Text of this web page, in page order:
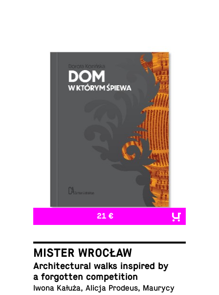
21 €
MISTER WROCŁAW
Ar­chi­tec­tural walks in­spired by
a for­got­ten competition
Iwona Kałuża, Alicja Prodeus, Maurycy